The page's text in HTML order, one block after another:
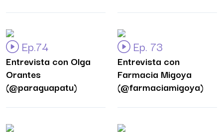
Ep.74
Entrevista con Olga
Orantes
(@paraguapatu)
Ep. 73
Entrevista con
Farmacia Migoya
(@farmaciamigoya)